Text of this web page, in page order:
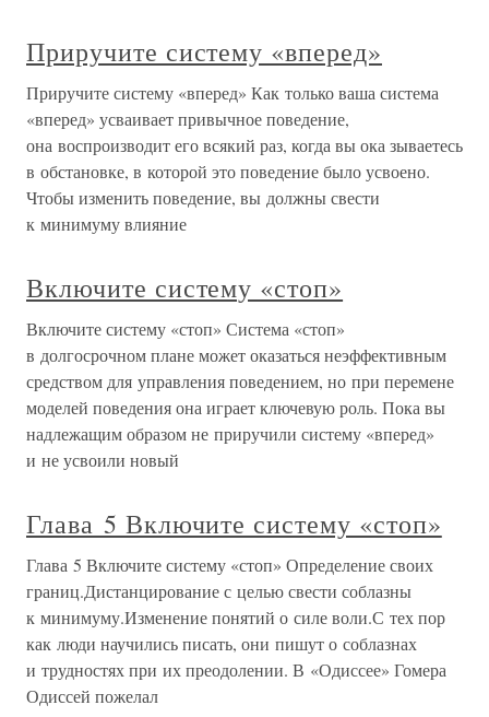
Приручите систему «вперед»
Приручите систему «вперед» Как только ваша система
«вперед» усваивает привычное поведение,
она воспроизводит его всякий раз, когда вы ока зываетесь
в обстановке, в которой это поведение было усвоено.
Чтобы изменить поведение, вы должны свести
к минимуму влияние
Включите систему «стоп»
Включите систему «стоп» Система «стоп»
в долгосрочном плане может оказаться неэффективным
средством для управления поведением, но при перемене
моделей поведения она играет ключевую роль. Пока вы
надлежащим образом не приручили систему «вперед»
и не усвоили новый
Глава 5 Включите систему «стоп»
Глава 5 Включите систему «стоп» Определение своих
границ.Дистанцирование с целью свести соблазны
к минимуму.Изменение понятий о силе воли.С тех пор
как люди научились писать, они пишут о соблазнах
и трудностях при их преодолении. В «Одиссее» Гомера
Одиссей пожелал